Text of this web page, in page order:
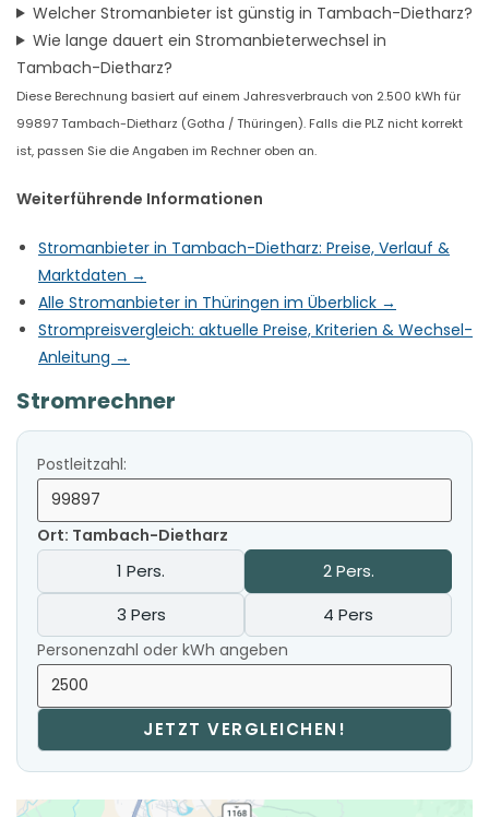
Welcher Stromanbieter ist günstig in Tambach-Dietharz?
Wie lange dauert ein Stromanbieterwechsel in
Tambach-Dietharz?
Diese Berechnung basiert auf einem Jahresverbrauch von 2.500 kWh für
99897 Tambach-Dietharz (Gotha / Thüringen). Falls die PLZ nicht korrekt
ist, passen Sie die Angaben im Rechner oben an.
Weiterführende Informationen
Stromanbieter in Tambach-Dietharz: Preise, Verlauf &
Marktdaten →
Alle Stromanbieter in Thüringen im Überblick →
Strompreisvergleich: aktuelle Preise, Kriterien & Wechsel-
Anleitung →
Stromrechner
Postleitzahl:
Ort: Tambach-Dietharz
1 Pers.
2 Pers.
3 Pers
4 Pers
Personenzahl oder kWh angeben
JETZT VERGLEICHEN!